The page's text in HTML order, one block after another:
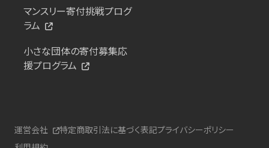
マンスリー寄付挑戦プログ
ラム
小さな団体の寄付募集応
援プログラム
運営会社 特定商取引法に基づく表記プライバシーポリシー